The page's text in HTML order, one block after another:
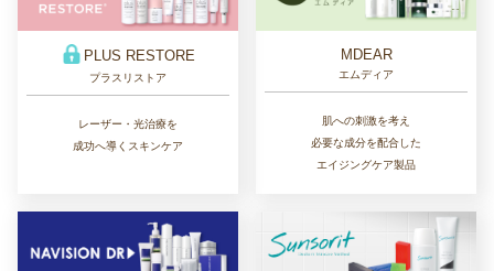
PLUS RESTORE
プラスリストア
レーザー・光治療を
成功へ導くスキンケア
MDEAR
エムディア
肌への刺激を考え
必要な成分を配合した
エイジングケア製品